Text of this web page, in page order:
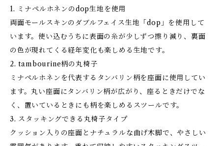
1. ミナペルホネンのdop生地を使用
両面モールスキンのダブルフェイス生地「dop」を使用して
います。使い込むうちに表面の糸が少しずつ擦り減り、裏面
の色が現れてくる経年変化も楽しめる生地です。
2. tambourine柄の丸椅子
ミナペルホネンを代表するタンバリン柄を座面に使用してい
ます。丸い座面にタンバリン柄が広がり、座るときだけでな
く、置いているときにも柄を楽しめるスツールです。
3. スタッキングできる丸椅子タイプ
クッション入りの座面とナチュラルな曲げ木脚で、やさしい